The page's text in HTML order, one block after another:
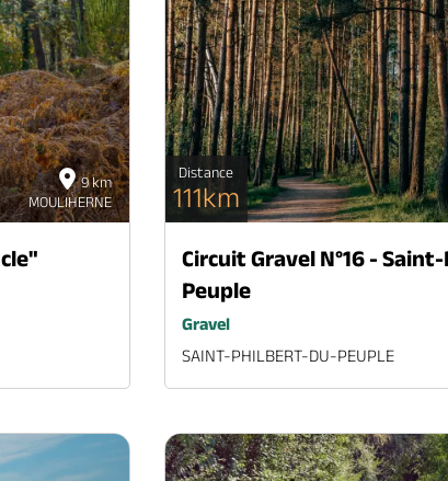
9 km
MOULIHERNE
Distance
111km
Circuit Gravel N°16 -
Peuple
Gravel
SAINT-PHILBERT-DU-PEUPLE